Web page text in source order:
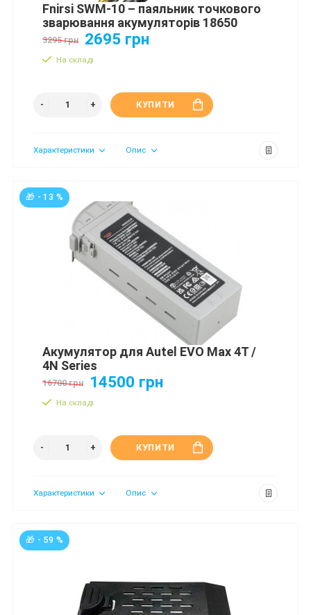
Fnirsi SWM-10 – паяльник точкового
зварювання акумуляторів 18650
3295 грн 2695 грн
На складі
КУПИТИ
Характеристики Опис
🎁 - 13 %
Акумулятор для Autel EVO Max 4T /
4N Series
16700 грн 14500 грн
На складі
КУПИТИ
Характеристики Опис
🎁 - 59 %